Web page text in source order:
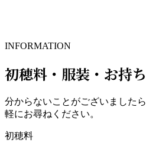
INFORMATION
初穂料・服装・お持
分からないことがございました
軽にお尋ねください。
初穂料